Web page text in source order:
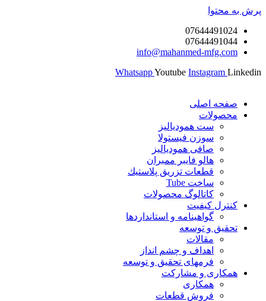
پرش به محتوا
07644491024
07644491044
info@mahanmed-mfg.com
WhatsappYoutube Instagram Linkedin
صفحه اصلی
محصولات
ست همودیالیز
سوزن فیستولا
صافی همودیالیز
هالو فایبر ممبران
قطعات تزريق پلاستيك
ساخت Tube
کاتالوگ محصولات
کنترل کیفیت
گواهينامه و استانداردها
تحقيق و توسعه
مقالات
اهداف و چشم انداز
فرمهای تحقیق و توسعه
همکاری و مشارکت
همکاری
فروش قطعات